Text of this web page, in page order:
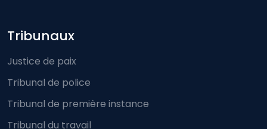
Footer-menu
Tribunaux
Justice de paix
Tribunal de police
Tribunal de première instance
Tribunal du travail